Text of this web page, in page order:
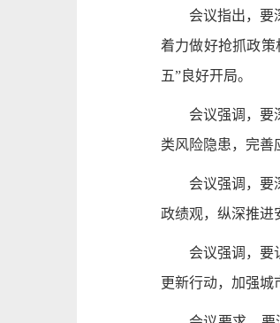
会议指出，要
着力做好抢抓政策
五”良好开局。
会议强调，要
类风险隐患，完善
会议强调，要
政绩观，纵深推进
会议强调，要
更新行动，加强城